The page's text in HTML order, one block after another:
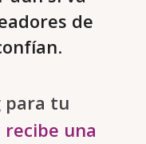
de
.
para tu
una